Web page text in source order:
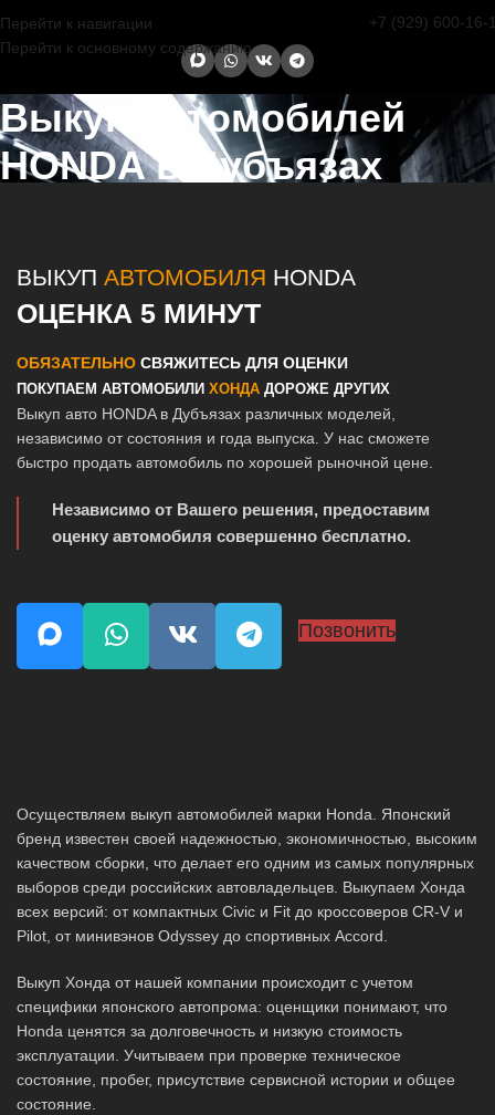
Перейти к навигации
Перейти к основному содержанию
+7 (929) 600-16-
Выкуп автомобилей
HONDA в Дубъязах
ВЫКУП АВТОМОБИЛЯ HONDA
ОЦЕНКА 5 МИНУТ
ОБЯЗАТЕЛЬНО СВЯЖИТЕСЬ ДЛЯ ОЦЕНКИ
ПОКУПАЕМ АВТОМОБИЛИ ХОНДА ДОРОЖЕ ДРУГИХ
Выкуп авто HONDA в Дубъязах различных моделей,
независимо от состояния и года выпуска. У нас сможете
быстро продать автомобиль по хорошей рыночной цене.
Независимо от Вашего решения, предоставим
оценку автомобиля совершенно бесплатно.
Позвонить
Осуществляем выкуп автомобилей марки Honda. Японский
бренд известен своей надежностью, экономичностью, высоким
качеством сборки, что делает его одним из самых популярных
выборов среди российских автовладельцев. Выкупаем Хонда
всех версий: от компактных Civic и Fit до кроссоверов CR-V и
Pilot, от минивэнов Odyssey до спортивных Accord.
Выкуп Хонда от нашей компании происходит с учетом
специфики японского автопрома: оценщики понимают, что
Honda ценятся за долговечность и низкую стоимость
эксплуатации. Учитываем при проверке техническое
состояние, пробег, присутствие сервисной истории и общее
состояние.